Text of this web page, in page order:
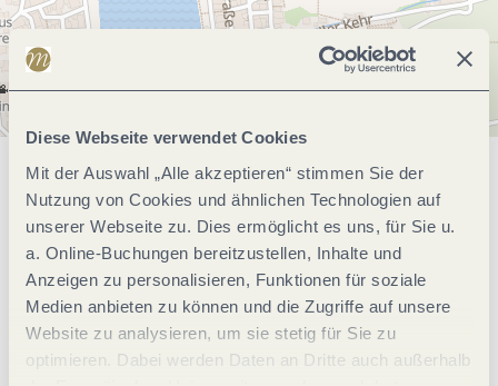
Diese Webseite verwendet Cookies
Mit der Auswahl „Alle akzeptieren“ stimmen Sie der
Nutzung von Cookies und ähnlichen Technologien auf
unserer Webseite zu. Dies ermöglicht es uns, für Sie u.
a. Online-Buchungen bereitzustellen, Inhalte und
Anzeigen zu personalisieren, Funktionen für soziale
Medien anbieten zu können und die Zugriffe auf unsere
Website zu analysieren, um sie stetig für Sie zu
optimieren. Dabei werden Daten an Dritte auch außerhalb
Allgemeine Informationen
Eignung
Lage